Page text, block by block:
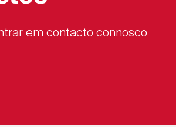
em contacto connosco